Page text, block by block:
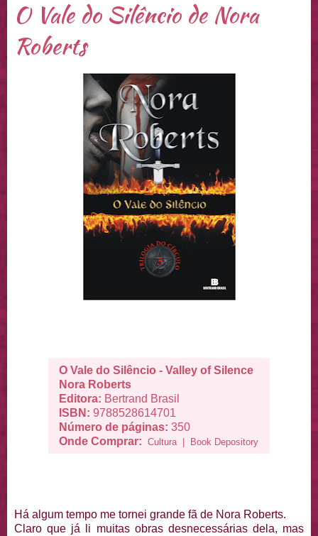
O Vale do Silêncio de Nora
Roberts
O Vale do Silêncio - Valley of Silence
Nora Roberts
Editora: Bertrand Brasil
ISBN: 9788528614701
Número de páginas: 350
Onde Comprar:
Cultura | Book Depository
Há algum tempo me tornei grande fã de Nora Roberts.
Claro que já li muitas obras desnecessárias dela, mas